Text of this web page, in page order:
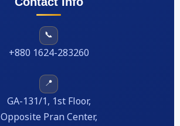
📞
+880 1624-283260
📍
GA-131/1, 1st Floor,
Opposite Pran Center,